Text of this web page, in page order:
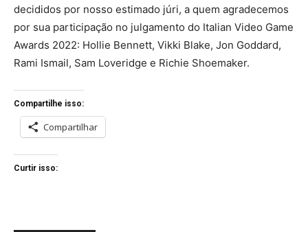
decididos por nosso estimado júri, a quem agradecemos
por sua participação no julgamento do Italian Video Game
Awards 2022: Hollie Bennett, Vikki Blake, Jon Goddard,
Rami Ismail, Sam Loveridge e Richie Shoemaker.
Compartilhe isso:
Compartilhar
Curtir isso: